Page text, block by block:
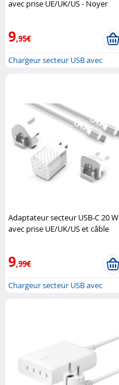
avec prise UE/UK/US - Noyer
9,95€
Chargeur secteur USB avec
Adaptateur secteur USB-C 20 W
avec prise UE/UK/US et câble
9,99€
Chargeur secteur USB avec